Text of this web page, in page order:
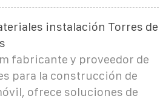
instalación Torres de
fabricante y proveedor de
para la construcción de
ofrece soluciones de